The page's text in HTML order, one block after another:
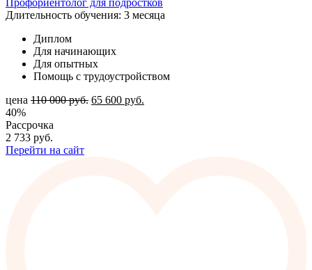
Профориентолог для подростков
Длительность обучения: 3 месяца
Диплом
Для начинающих
Для опытных
Помощь с трудоустройством
цена 110 000руб. 65 600 руб.
40%
Рассрочка
2 733 руб.
Перейти на сайт